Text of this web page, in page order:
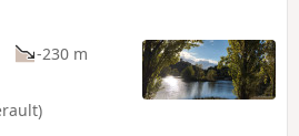
-230 m